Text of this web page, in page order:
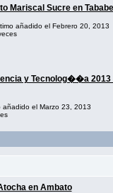
Mariscal Sucre en
añadido el Febrero 20, 2013
y Tecnolog��a 2013
añadido el Marzo 23, 2013
en Ambato